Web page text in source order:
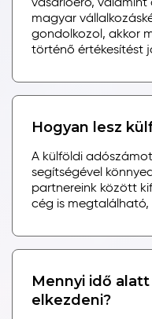
vásárlóerő,
magyar
gondolkozol, akkor
történő értékesítést
Hogyan lesz
A külföldi
segítségével
partnereink között
cég is megtalálható,
Mennyi idő
elkezdeni?